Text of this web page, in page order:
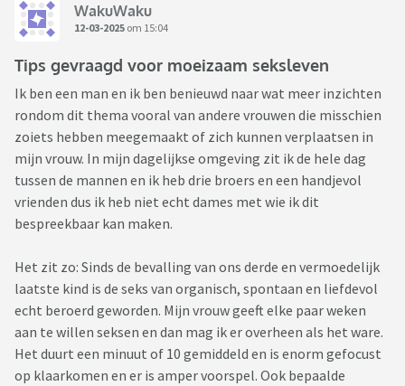
WakuWaku
12-03-2025 om 15:04
Tips gevraagd voor moeizaam seksleven
Ik ben een man en ik ben benieuwd naar wat meer inzichten
rondom dit thema vooral van andere vrouwen die misschien
zoiets hebben meegemaakt of zich kunnen verplaatsen in
mijn vrouw. In mijn dagelijkse omgeving zit ik de hele dag
tussen de mannen en ik heb drie broers en een handjevol
vrienden dus ik heb niet echt dames met wie ik dit
bespreekbaar kan maken.
Het zit zo: Sinds de bevalling van ons derde en vermoedelijk
laatste kind is de seks van organisch, spontaan en liefdevol
echt beroerd geworden. Mijn vrouw geeft elke paar weken
aan te willen seksen en dan mag ik er overheen als het ware.
Het duurt een minuut of 10 gemiddeld en is enorm gefocust
op klaarkomen en er is amper voorspel. Ook bepaalde